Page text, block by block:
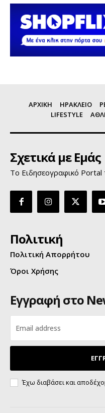
ΑΡΧΙΚΗ ΗΡΑΚΛΕΙΟ
LIFESTYLE
Σχετικά με Εμάς
Το Ειδησεογραφικό Portal
Πολιτική
Πολιτική Απορρήτου
Όροι Χρήσης
Εγγραφή στο
Έχω διαβάσει και